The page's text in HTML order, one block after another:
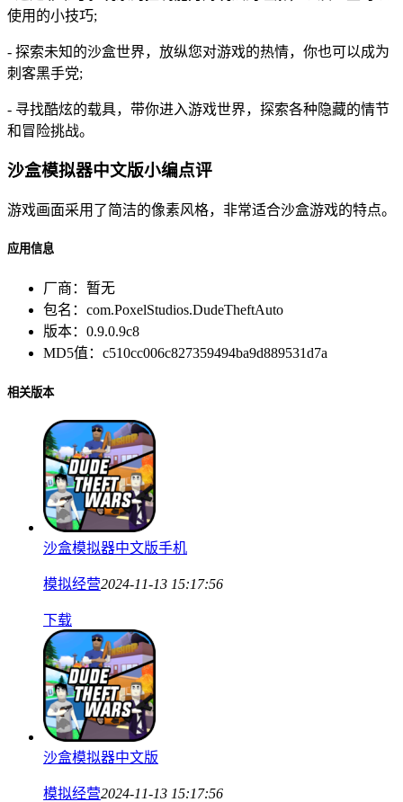
使用的小技巧;
- 探索未知的沙盒世界，放纵您对游戏的热情，你也可以成为
刺客黑手党;
- 寻找酷炫的载具，带你进入游戏世界，探索各种隐藏的情节
和冒险挑战。
沙盒模拟器中文版小编点评
游戏画面采用了简洁的像素风格，非常适合沙盒游戏的特点。
应用信息
厂商： 暂无
包名： com.PoxelStudios.DudeTheftAuto
版本： 0.9.0.9c8
MD5值： c510cc006c827359494ba9d889531d7a
相关版本
沙盒模拟器中文版手机
模拟经营2024-11-13 15:17:56
下载
沙盒模拟器中文版
模拟经营2024-11-13 15:17:56